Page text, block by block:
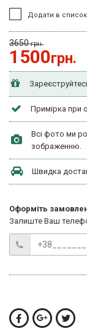
Додати в
3650грн.
1500грн.
Примірка при
Всі фото ми
зображенню.
Швидка
Оформіть
Залиште Ваш